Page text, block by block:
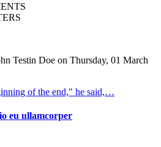
Testin Doe on Thursday, 01 March
of the end," he said,…
eu ullamcorper